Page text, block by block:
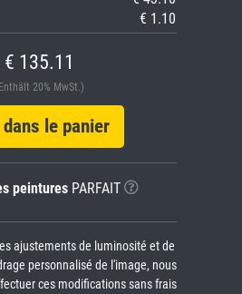
€ 1.10
€ 135.11
20% MwSt.)
le panier
peinturesPARFAIT
ajustements de luminosité et de
personnalisé de l'image, nous
ces modifications sans frais